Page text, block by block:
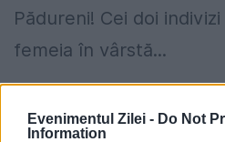
Evenimentul Zilei - Do Not
Information
Pădureni! Cei doi
femeia în vârstă...